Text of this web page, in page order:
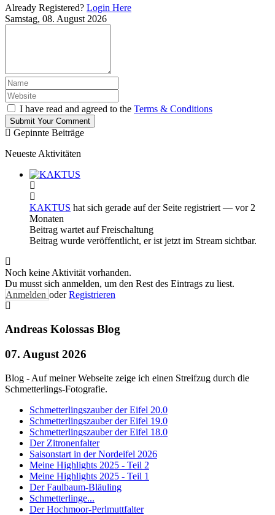
Already Registered? Login Here
Samstag, 08. August 2026
I have read and agreed to the Terms & Conditions
Submit Your Comment
Gepinnte Beiträge
Neueste Aktivitäten
KAKTUS hat sich gerade auf der Seite registriert — vor 2
Monaten
Beitrag wartet auf Freischaltung
Beitrag wurde veröffentlicht, er ist jetzt im Stream sichtbar.
Noch keine Aktivität vorhanden.
Du musst sich anmelden, um den Rest des Eintrags zu liest.
Anmelden oderRegistrieren
Andreas Kolossas Blog
07. August 2026
Blog - Auf meiner Webseite zeige ich einen Streifzug durch die
Schmetterlings-Fotografie.
Schmetterlingszauber der Eifel 20.0
Schmetterlingszauber der Eifel 19.0
Schmetterlingszauber der Eifel 18.0
Der Zitronenfalter
Saisonstart in der Nordeifel 2026
Meine Highlights 2025 - Teil 2
Meine Highlights 2025 - Teil 1
Der Faulbaum-Bläuling
Schmetterlinge...
Der Hochmoor-Perlmuttfalter